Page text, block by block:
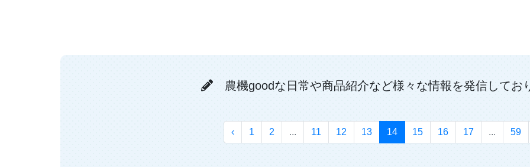
農機goodな日常や商品紹介など様々な情報を発信して
‹ 1 2 ... 11 12 13 14 15 16 17 ... 59